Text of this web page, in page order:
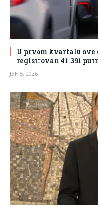
U prvom kvartalu ove
registrovan 41.391
ЈУН 5, 2026